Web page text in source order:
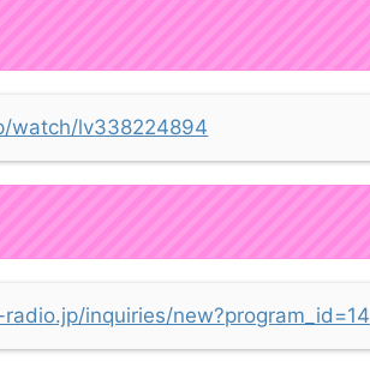
watch/lv338224894
inquiries/new?program_id=14